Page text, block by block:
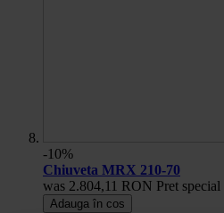
-10%
Chiuveta MRX 210-70
was 2.804,11 RON Pret special
Adauga în cos